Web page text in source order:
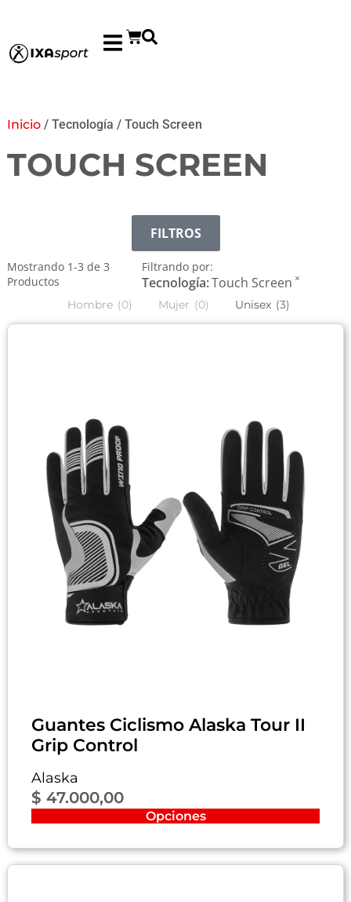
Inicio/ Tecnología / Touch Screen
TOUCH SCREEN
FILTROS
Mostrando 1-3 de 3
Productos
Filtrando por:
Tecnología:Touch Screen ×
Hombre (0) Mujer (0) Unisex (3)
Guantes Ciclismo Alaska Tour II
Grip Control
Alaska
$ 47.000,00
Opciones